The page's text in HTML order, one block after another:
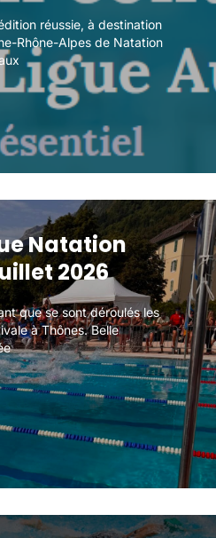
réussie, à destination
Rhône-Alpes de Natation
réussie, à destination
Rhône-Alpes de Natation
Natation
2026
que se sont déroulés les
à Thônes. Belle
Natation
2026
que se sont déroulés les
à Thônes. Belle